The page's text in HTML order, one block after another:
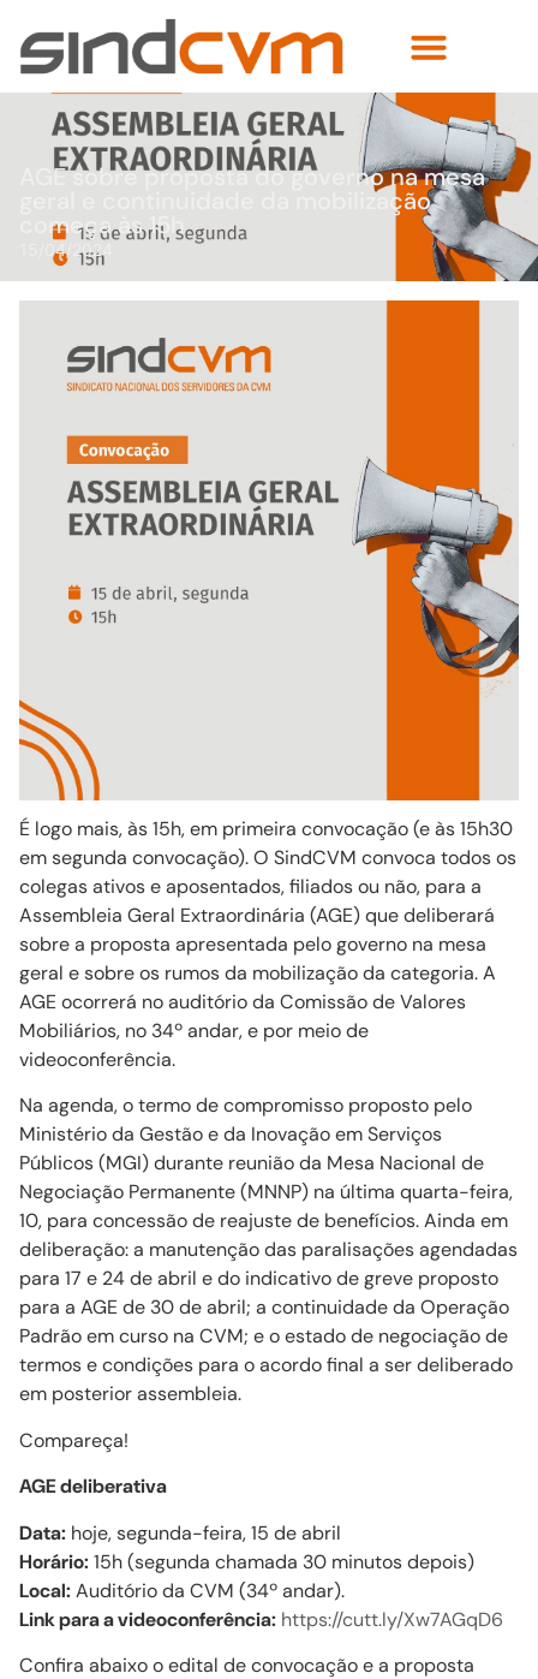
AGE sobre proposta do governo na mesa
geral e continuidade da mobilização
começa às 15h
15/04/2024
É logo mais, às 15h, em primeira convocação (e às 15h30
em segunda convocação). O SindCVM convoca todos os
colegas ativos e aposentados, filiados ou não, para a
Assembleia Geral Extraordinária (AGE) que deliberará
sobre a proposta apresentada pelo governo na mesa
geral e sobre os rumos da mobilização da categoria. A
AGE ocorrerá no auditório da Comissão de Valores
Mobiliários, no 34º andar, e por meio de
videoconferência.
Na agenda, o termo de compromisso proposto pelo
Ministério da Gestão e da Inovação em Serviços
Públicos (MGI) durante reunião da Mesa Nacional de
Negociação Permanente (MNNP) na última quarta-feira,
10, para concessão de reajuste de benefícios. Ainda em
deliberação: a manutenção das paralisações agendadas
para 17 e 24 de abril e do indicativo de greve proposto
para a AGE de 30 de abril; a continuidade da Operação
Padrão em curso na CVM; e o estado de negociação de
termos e condições para o acordo final a ser deliberado
em posterior assembleia.
Compareça!
AGE deliberativa
Data: hoje, segunda-feira, 15 de abril
Horário:15h (segunda chamada 30 minutos depois)
Local:Auditório da CVM (34º andar).
Link para a videoconferência: https://cutt.ly/Xw7AGqD6
Confira abaixo o edital de convocação e a proposta